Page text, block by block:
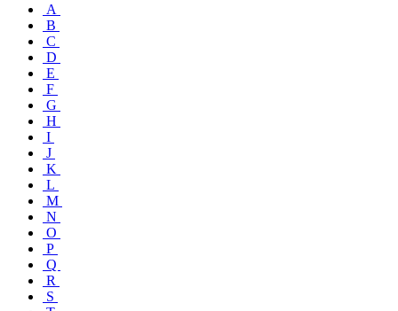
A
B
C
D
E
F
G
H
I
J
K
L
M
N
O
P
Q
R
S